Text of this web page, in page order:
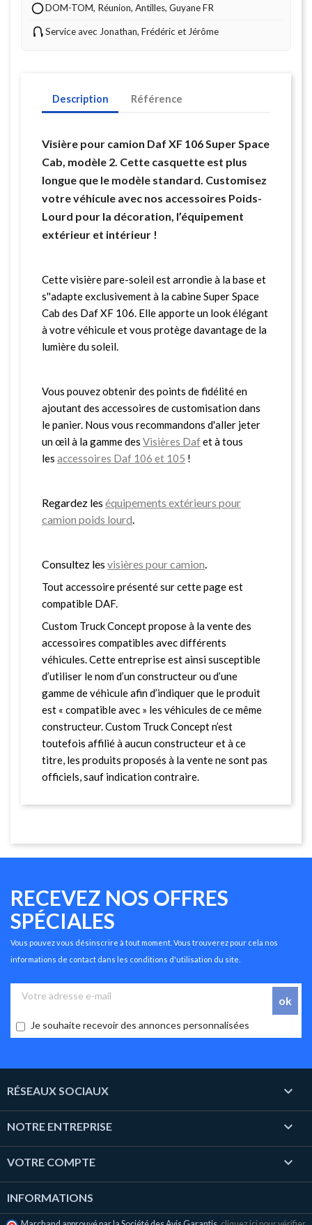
DOM-TOM, Réunion, Antilles, Guyane FR
Service avec Jonathan, Frédéric et Jérôme
Description Référence
Visière pour camion Daf XF 106 Super Space
Cab, modèle 2. Cette casquette est plus
longue que le modèle standard. Customisez
votre véhicule avec nos accessoires Poids-
Lourd pour la décoration, l’équipement
extérieur et intérieur !
Cette visière pare-soleil est arrondie à la base et
s''adapte exclusivement à la cabine Super Space
Cab des Daf XF 106. Elle apporte un look élégant
à votre véhicule et vous protège davantage de la
lumière du soleil.
Vous pouvez obtenir des points de fidélité en
ajoutant des accessoires de customisation dans
le panier. Nous vous recommandons d'aller jeter
un œil à la gamme des Visières Dafet à tous
les accessoires Daf 106 et 105 !
Regardez les équipements extérieurs pour
camion poids lourd.
Consultez les visières pour camion.
Tout accessoire présenté sur cette page est
compatible DAF.
Custom Truck Concept propose à la vente des
accessoires compatibles avec différents
véhicules. Cette entreprise est ainsi susceptible
d’utiliser le nom d’un constructeur ou d’une
gamme de véhicule afin d’indiquer que le produit
est « compatible avec » les véhicules de ce même
constructeur. Custom Truck Concept n’est
toutefois affilié à aucun constructeur et à ce
titre, les produits proposés à la vente ne sont pas
officiels, sauf indication contraire.
RECEVEZ NOS OFFRES
SPÉCIALES
Vous pouvez vous désinscrire à tout moment. Vous trouverez pour cela nos
informations de contact dans les conditions d'utilisation du site.
Je souhaite recevoir des annonces personnalisées
RÉSEAUX SOCIAUX 
NOTRE ENTREPRISE 
VOTRE COMPTE 
INFORMATIONS